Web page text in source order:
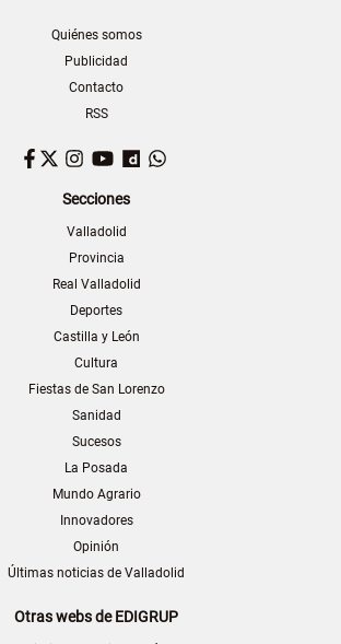
Quiénes somos
Publicidad
Contacto
RSS
Facebook
TwitterInstagram
YouTubeDailymotion
Secciones
Valladolid
Provincia
Real Valladolid
Deportes
Castilla y León
Cultura
Fiestas de San Lorenzo
Sanidad
Sucesos
La Posada
Mundo Agrario
Innovadores
Opinión
Últimas noticias de Valladolid
Otras webs de EDIGRUP